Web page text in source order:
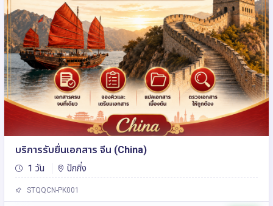
บริการรับยื่นเอกสาร จีน (China)
1 วัน ปักกิ่ง
STQQCN-PK001